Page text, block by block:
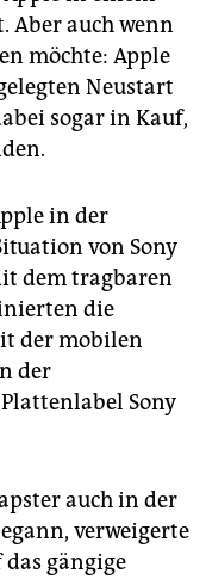
Aber auch wenn
möchte: Apple
Neustart
sogar in Kauf,
in der
von Sony
dem tragbaren
die
der mobilen
der
Sony
auch in der
verweigerte
das gängige